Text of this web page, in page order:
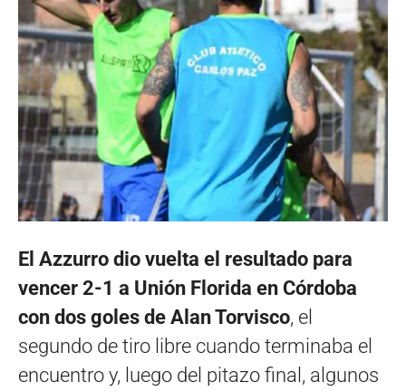
El Azzurro dio vuelta el resultado para
vencer 2-1 a Unión Florida en Córdoba
con dos goles de Alan Torvisco, el
segundo de tiro libre cuando terminaba el
encuentro y, luego del pitazo final, algunos